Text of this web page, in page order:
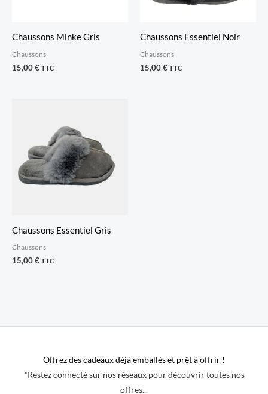
Chaussons Minke Gris
Chaussons
15,00€ TTC
Chaussons Essentiel Noir
Chaussons
15,00€ TTC
Chaussons Essentiel Gris
Chaussons
15,00€ TTC
Offrez des cadeaux déjà emballés et prêt à offrir !
*Restez connecté sur nos réseaux pour découvrir toutes nos
offres...